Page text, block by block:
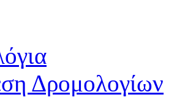
Δρομολογίων